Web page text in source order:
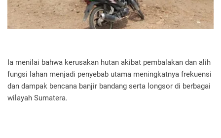
Ia menilai bahwa kerusakan hutan akibat pembalakan dan alih
fungsi lahan menjadi penyebab utama meningkatnya frekuensi
dan dampak bencana banjir bandang serta longsor di berbagai
wilayah Sumatera.